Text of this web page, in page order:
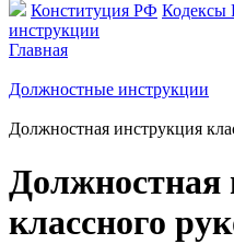
Конституция РФ Кодексы
инструкции
Главная
Должностные инструкции
Должностная инструкция
Должностная
классного